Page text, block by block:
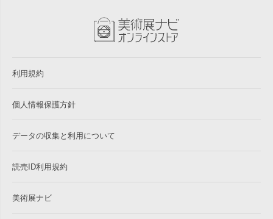
利用規約
個人情報保護方針
データの収集と利用について
読売ID利用規約
美術展ナビ